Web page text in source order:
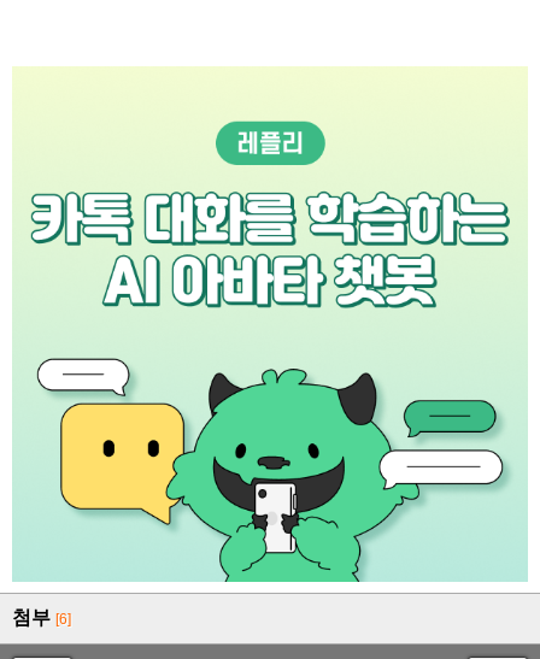
첨부 [6]